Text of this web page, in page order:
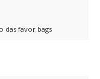
das favor bags